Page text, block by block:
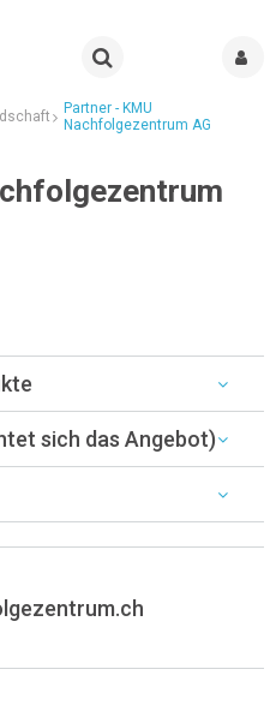
Partner - KMU
Nachfolgezentrum AG
sich das Angebot)